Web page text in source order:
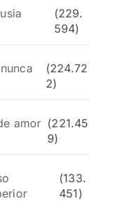
(229.
594)
(224.72
2)
amor (221.45
9)
(133.
451)